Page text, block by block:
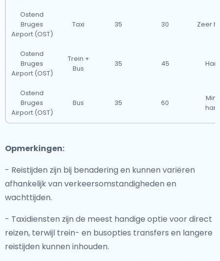
Ostend
Bruges
Airport (OST)
Taxi 35 30 Zeer
Ostend
Bruges
Airport (OST)
Trein +
Bus
35 45
Ostend
Bruges
Airport (OST)
Bus 35 60
Opmerkingen:
- Reistijden zijn bij benadering en kunnen variëren
afhankelijk van verkeersomstandigheden en
wachttijden.
- Taxidiensten zijn de meest handige optie voor direct
reizen, terwijl trein- en busopties transfers en langere
reistijden kunnen inhouden.